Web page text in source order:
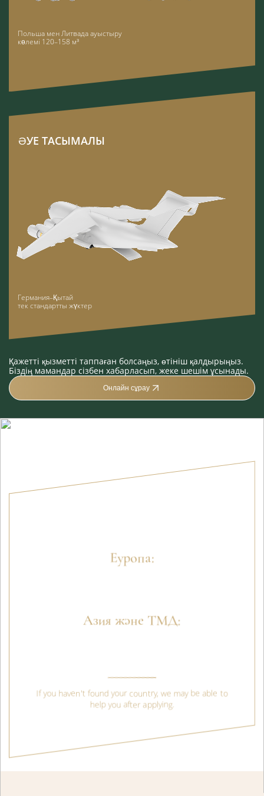
Польша мен Литвада ауыстыру
көлемі 120–158 м³
ӘУЕ ТАСЫМАЛЫ
Германия–Қытай
тек стандартты жүктер
Қажетті қызметті таппаған болсаңыз, өтініш қалдырыңыз.
Біздің мамандар сізбен хабарласып, жеке шешім ұсынады.
Онлайн сұрау
Еуропа:
Азия және ТМД:
If you haven't found your country, we may be able to
help you after applying.